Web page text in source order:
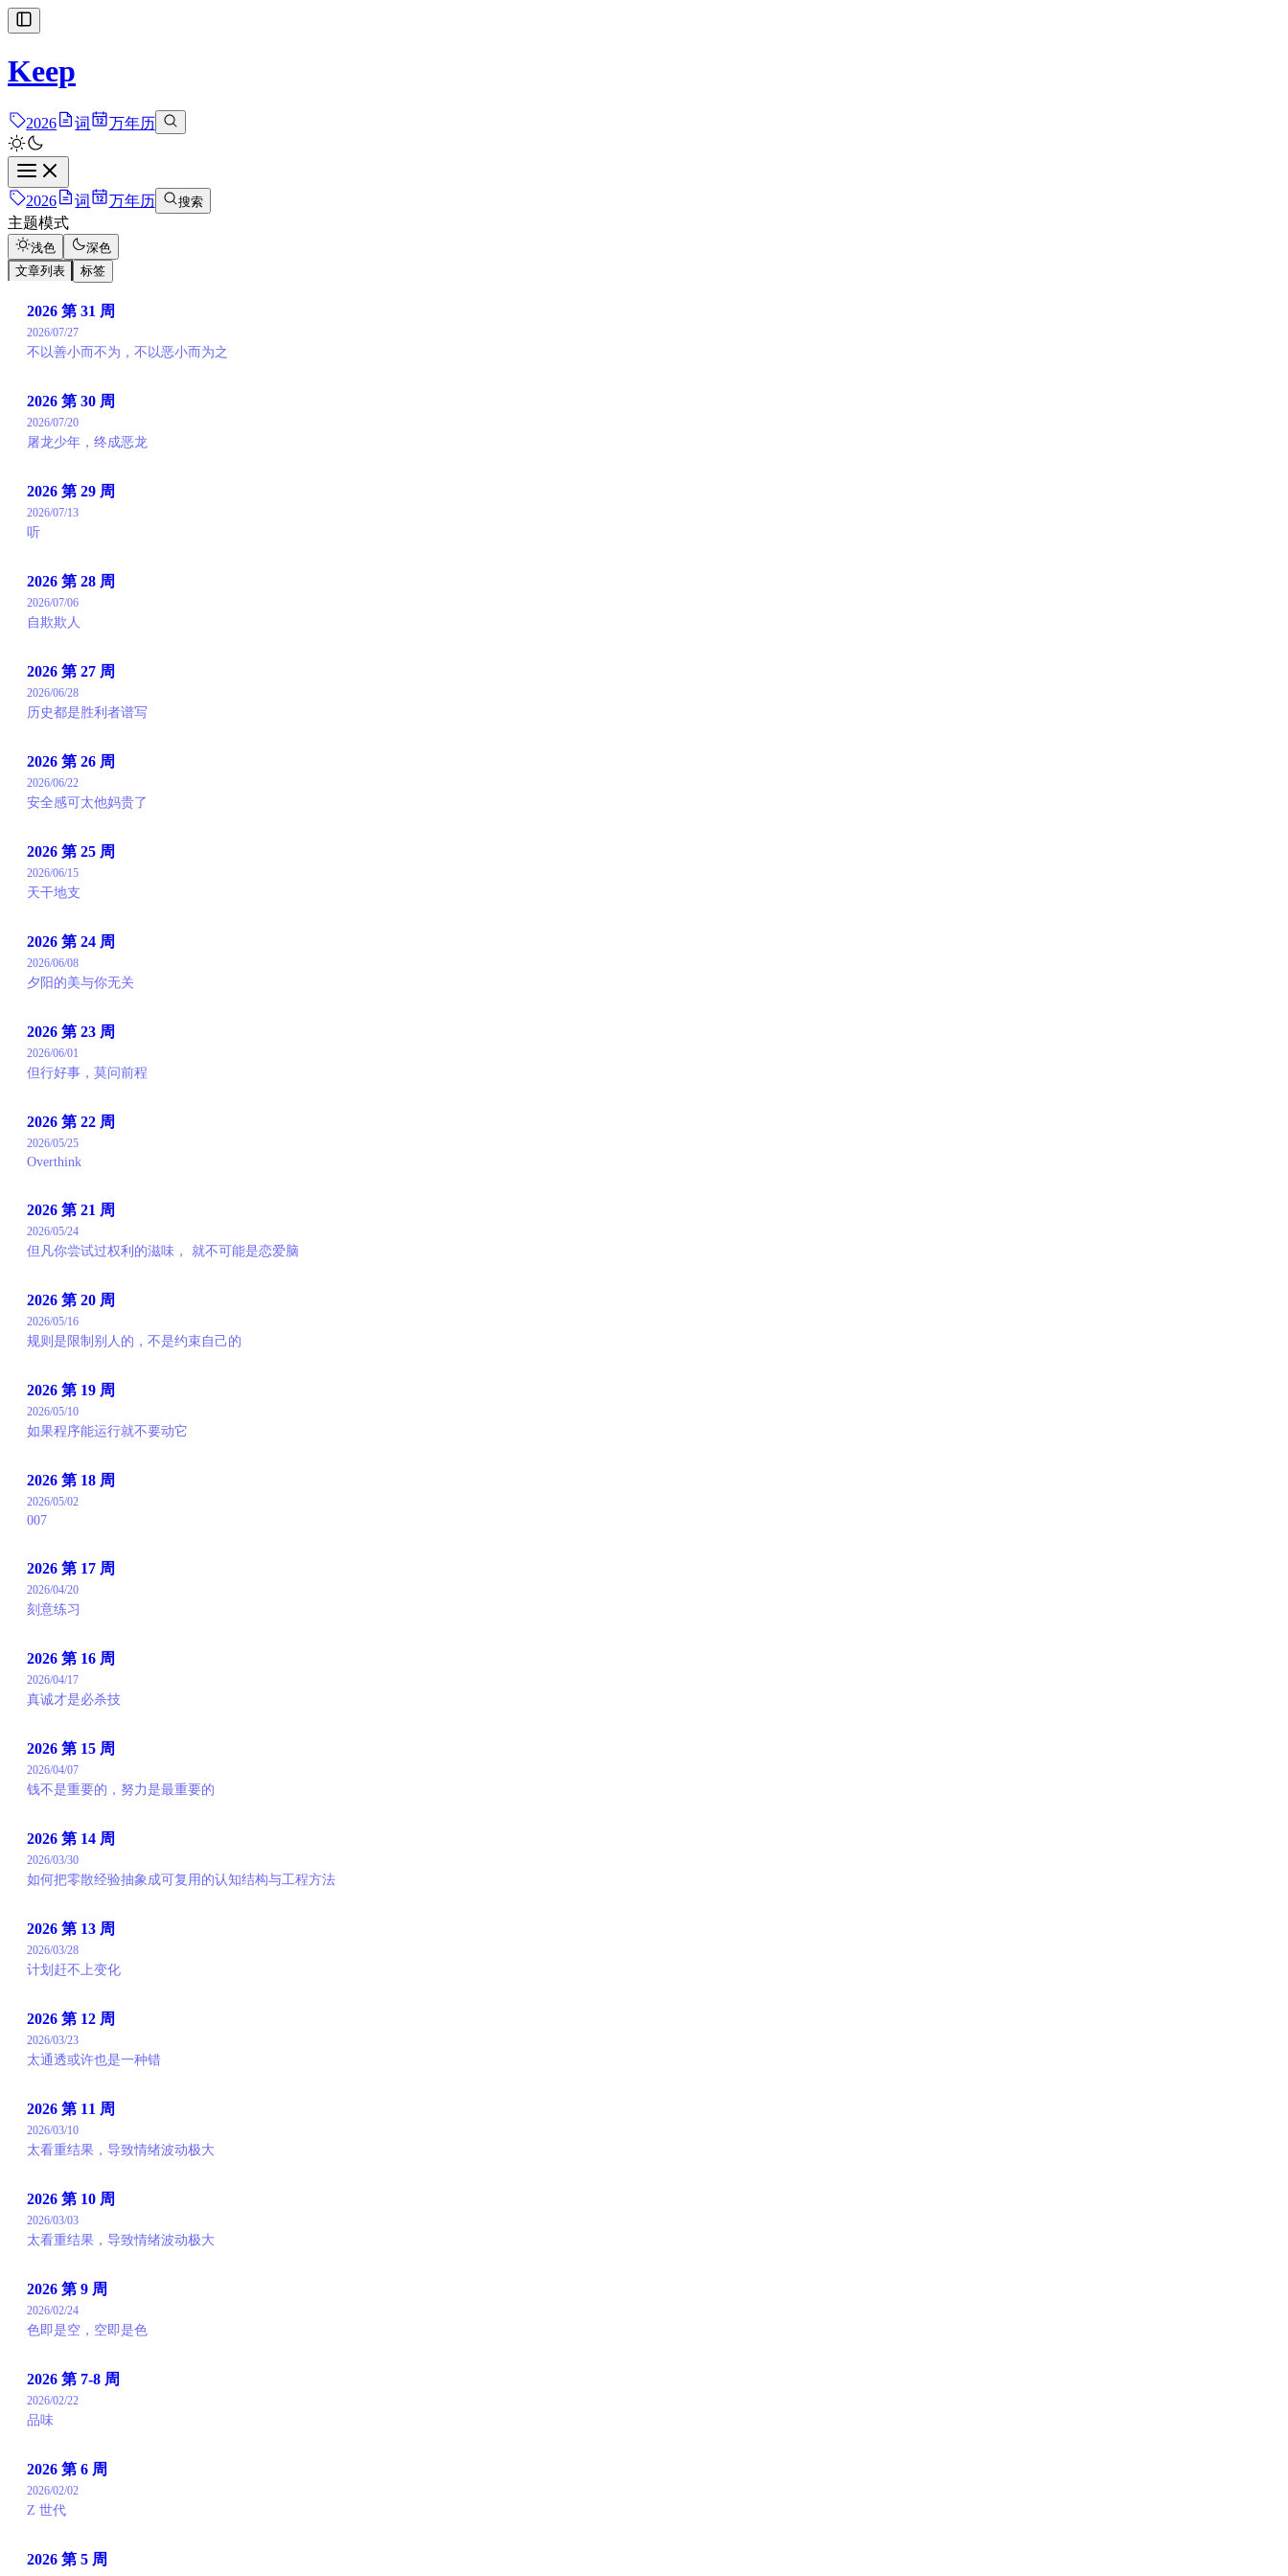
Keep
2026 词 万年历
2026 词 万年历 搜索
主题模式
浅色
深色
文章列表
标签
2026 第 31 周
2026/07/27
不以善小而不为，不以恶小而为之
2026 第 30 周
2026/07/20
屠龙少年，终成恶龙
2026 第 29 周
2026/07/13
听
2026 第 28 周
2026/07/06
自欺欺人
2026 第 27 周
2026/06/28
历史都是胜利者谱写
2026 第 26 周
2026/06/22
安全感可太他妈贵了
2026 第 25 周
2026/06/15
天干地支
2026 第 24 周
2026/06/08
夕阳的美与你无关
2026 第 23 周
2026/06/01
但行好事，莫问前程
2026 第 22 周
2026/05/25
Overthink
2026 第 21 周
2026/05/24
但凡你尝试过权利的滋味， 就不可能是恋爱脑
2026 第 20 周
2026/05/16
规则是限制别人的，不是约束自己的
2026 第 19 周
2026/05/10
如果程序能运行就不要动它
2026 第 18 周
2026/05/02
007
2026 第 17 周
2026/04/20
刻意练习
2026 第 16 周
2026/04/17
真诚才是必杀技
2026 第 15 周
2026/04/07
钱不是重要的，努力是最重要的
2026 第 14 周
2026/03/30
如何把零散经验抽象成可复用的认知结构与工程方法
2026 第 13 周
2026/03/28
计划赶不上变化
2026 第 12 周
2026/03/23
太通透或许也是一种错
2026 第 11 周
2026/03/10
太看重结果，导致情绪波动极大
2026 第 10 周
2026/03/03
太看重结果，导致情绪波动极大
2026 第 9 周
2026/02/24
色即是空，空即是色
2026 第 7-8 周
2026/02/22
品味
2026 第 6 周
2026/02/02
Z 世代
2026 第 5 周